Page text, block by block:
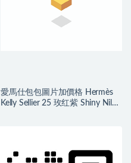
愛馬仕包包圖片加價格 Hermès
Kelly Sellier 25 玫红紫 Shiny Nilo